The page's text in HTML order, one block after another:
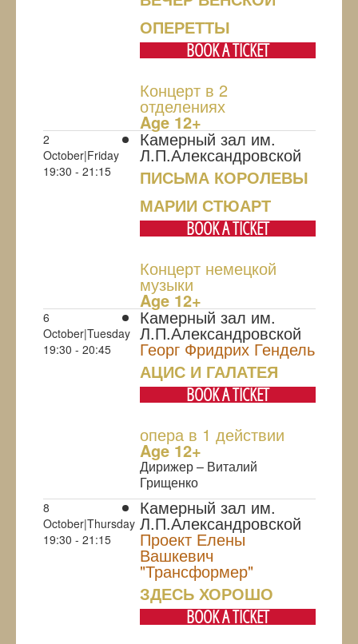
ОПЕРЕТТЫ
BOOK A TICKET
Концерт в 2
отделениях
Age 12+
2
October|Friday
19:30 - 21:15
Камерный зал им.
Л.П.Александровской
ПИСЬМА КОРОЛЕВЫ
МАРИИ СТЮАРТ
BOOK A TICKET
Концерт немецкой
музыки
Age 12+
6
October|Tuesday
19:30 - 20:45
Камерный зал им.
Л.П.Александровской
Георг Фридрих Гендель
АЦИС И ГАЛАТЕЯ
BOOK A TICKET
опера в 1 действии
Age 12+
Дирижер – Виталий
Грищенко
8
October|Thursday
19:30 - 21:15
Камерный зал им.
Л.П.Александровской
Проект Елены
Вашкевич
"Трансформер"
ЗДЕСЬ ХОРОШО
BOOK A TICKET